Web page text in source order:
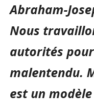
Abraham-
Nous
autorités
malentendu.
est un